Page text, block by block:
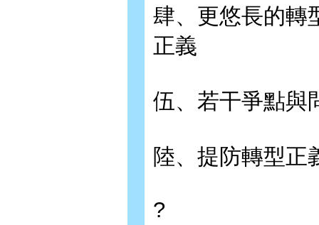
肆、更悠長的轉
正義
伍、若干爭點與
陸、提防轉型正
?